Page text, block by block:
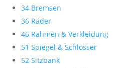
34 Bremsen
36 Räder
46 Rahmen & Verkleidung
51 Spiegel & Schlösser
52 Sitzbank